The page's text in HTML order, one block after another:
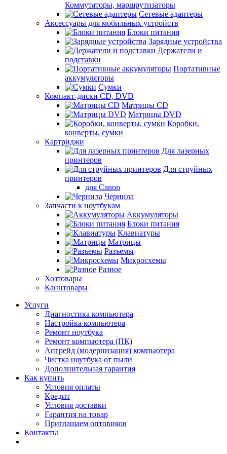
Коммутаторы, маршрутизаторы
Сетевые адаптеры
Аксессуары для мобильных устройств
Блоки питания
Зарядные устройства
Держатели и
подставки
Портативные
аккумуляторы
Сумки
Компакт-диски CD, DVD
Матрицы CD
Матрицы DVD
Коробки,
конверты, сумки
Картриджи
Для лазерных
принтеров
Для струйных
принтеров
для Canon
Чернила
Запчасти к ноутбукам
Аккумуляторы
Блоки питания
Клавиатуры
Матрицы
Разъемы
Микросхемы
Разное
Хозтовары
Канцтовары
Услуги
Диагностика компьютера
Настройка компьютера
Ремонт ноутбука
Ремонт компьютера (ПК)
Апгрейд (модернизация) компьютера
Чистка ноутбука от пыли
Дополнительная гарантия
Как купить
Условия оплаты
Кредит
Условия доставки
Гарантия на товар
Приглашаем оптовиков
Контакты